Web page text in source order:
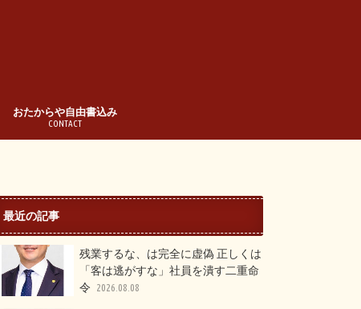
おたからや自由書込み
CONTACT
最近の記事
残業するな、は完全に虚偽 正しくは
「客は逃がすな」社員を潰す二重命
令
2026.08.08